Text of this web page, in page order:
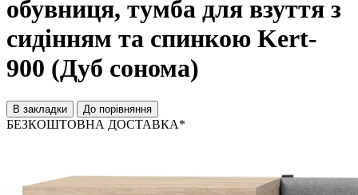
обувниця, тумба для взуття з
сидінням та спинкою Kert-
900 (Дуб сонома)
В закладки До порівняння
БЕЗКОШТОВНА ДОСТАВКА*